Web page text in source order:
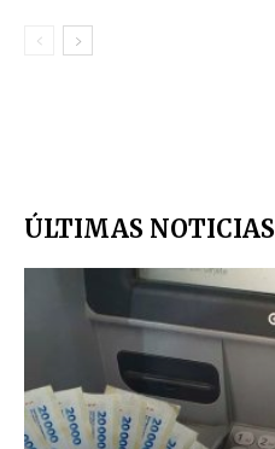
ÚLTIMAS NOTICIAS